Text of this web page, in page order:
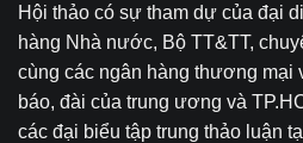
Hội thảo có sự tham dự của đại
hàng Nhà nước, Bộ TT&TT,
cùng các ngân hàng thương mại
báo, đài của trung ương và
các đại biểu tập trung thảo luận